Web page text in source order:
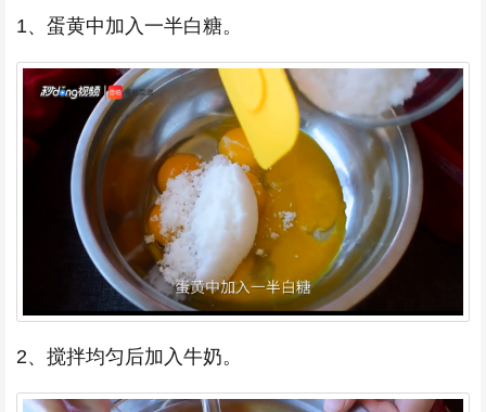
1、蛋黄中加入一半白糖。
2、搅拌均匀后加入牛奶。